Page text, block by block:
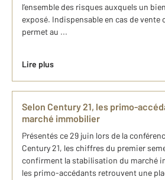
l’ensemble des risques auxquels un
exposé. Indispensable en cas de vente
permet au ...
Lire plus
Selon Century 21, les primo-
marché immobilier
Présentés ce 29 juin lors de la
Century 21, les chiffres du premier
confirment la stabilisation du marché
les primo-accédants retrouvent une